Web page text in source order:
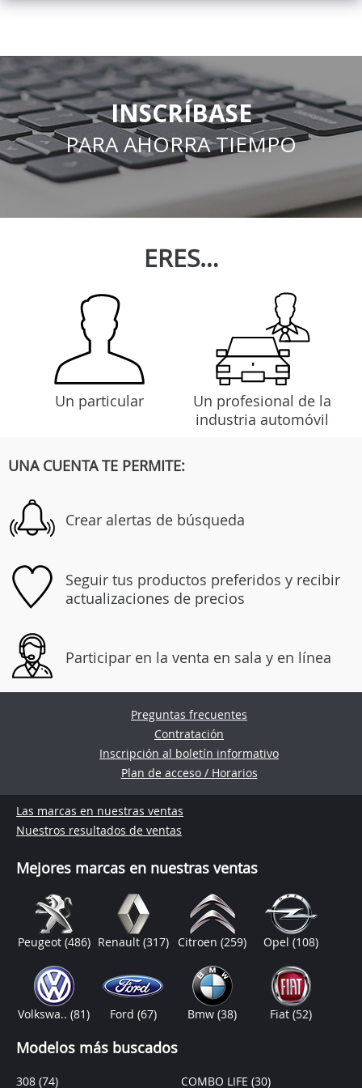
INSCRÍBASE
PARA AHORRA TIEMPO
ERES…
Un particular
Un profesional de la
industria automóvil
UNA CUENTA TE PERMITE:
Crear alertas de búsqueda
Seguir tus productos preferidos y recibir
actualizaciones de precios
Participar en la venta en sala y en línea
Preguntas frecuentes
Contratación
Inscripción al boletín informativo
Plan de acceso / Horarios
Las marcas en nuestras ventas
Nuestros resultados de ventas
Mejores marcas en nuestras ventas
Peugeot (486) Renault (317) Citroen(259) Opel(108)
Volkswa..(81) Ford (67) Bmw(38) Fiat(52)
Modelos más buscados
308 (74) COMBO LIFE (30)